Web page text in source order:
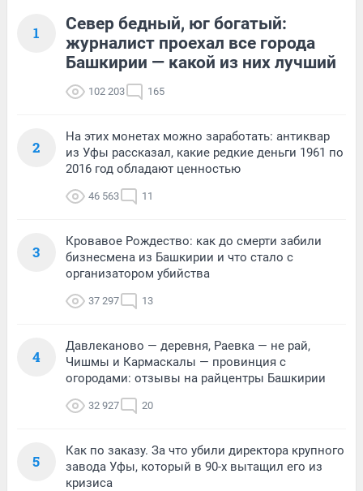
1
Север бедный, юг богатый:
журналист проехал все города
Башкирии — какой из них лучший
102 203 165
2
На этих монетах можно заработать: антиквар
из Уфы рассказал, какие редкие деньги 1961 по
2016 год обладают ценностью
46 563 11
3
Кровавое Рождество: как до смерти забили
бизнесмена из Башкирии и что стало с
организатором убийства
37 297 13
4
Давлеканово — деревня, Раевка — не рай,
Чишмы и Кармаскалы — провинция с
огородами: отзывы на райцентры Башкирии
32 927 20
5
Как по заказу. За что убили директора крупного
завода Уфы, который в 90-х вытащил его из
кризиса